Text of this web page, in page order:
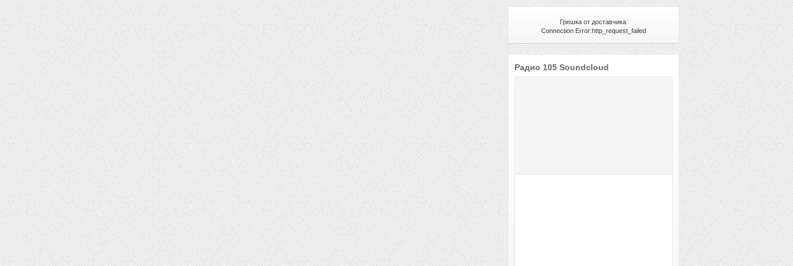
Грешка от доставчика:
Connection Error:http_request_failed
Радио 105 Soundcloud